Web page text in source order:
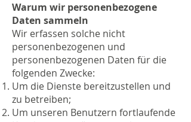
Warum wir personenbezogene
Daten sammeln
Wir erfassen solche nicht
personenbezogenen und
personenbezogenen Daten für die
folgenden Zwecke:
Um die Dienste bereitzustellen und
zu betreiben;
Um unseren Benutzern fortlaufende